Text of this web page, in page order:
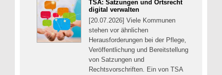
TSA: Satzungen und Ortsrecht
digital verwalten
[20.07.2026] Viele Kommunen
stehen vor ähnlichen
Herausforderungen bei der Pflege,
Veröffentlichung und Bereitstellung
von Satzungen und
Rechtsvorschriften. Ein von TSA